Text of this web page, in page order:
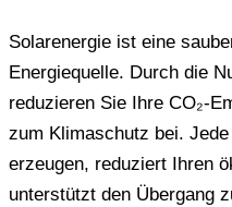
Solarenergie ist eine
Energiequelle. Durch die
reduzieren Sie Ihre CO₂-
zum Klimaschutz bei.
erzeugen, reduziert Ihren
unterstützt den Übergang